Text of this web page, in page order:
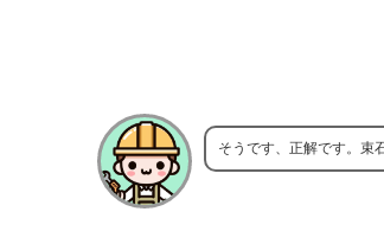
そうです、正解です。束